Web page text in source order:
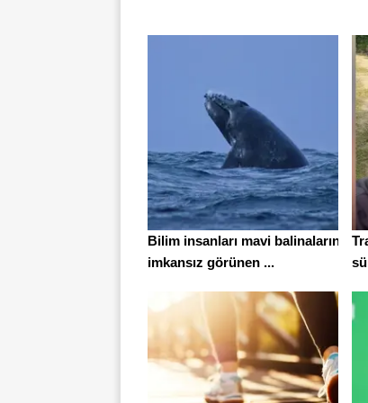
Bilim insanları mavi balinaların
imkansız görünen ...